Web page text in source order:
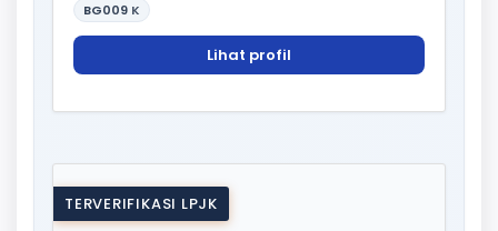
BG009 K
Lihat profil
TERVERIFIKASI LPJK